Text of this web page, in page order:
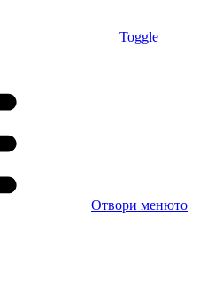
Toggle
Отвори менюто